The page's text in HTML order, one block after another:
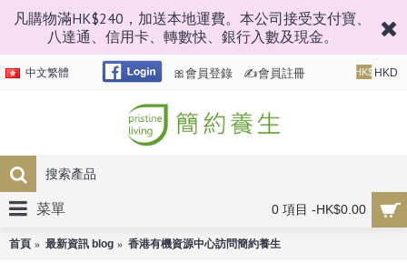
凡購物滿HK$240，加送本地運費。本公司接受支付寶、
八達通、信用卡、轉數快、銀行入數及現金。
中文繁體 HK$ HKD
🎀會員登錄 ✍會員註冊
0 項目 -HK$0.00
菜單
首頁 最新資訊 blog 香港有機資源中心訪問簡約養生